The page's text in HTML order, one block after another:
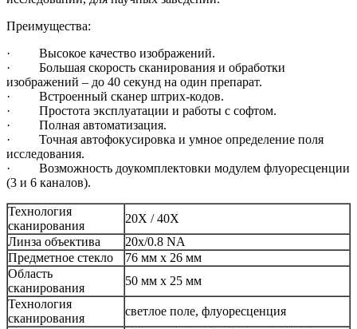
Преимущества:
· Высокое качество изображений.
· Большая скорость сканирования и обработки
изображений – до 40 секунд на один препарат.
· Встроенный сканер штрих-кодов.
· Простота эксплуатации и работы с софтом.
· Полная автоматизация.
· Точная автофокусировка и умное определение поля
исследования.
· Возможность доукомплектовки модулем флуоресценции
(3 и 6 каналов).
Технология
сканирования
20X / 40X
Линза объектива
20х/0.8 NA
Предметное стекло
76 мм х 26 мм
Область
сканирования
50 мм х 25 мм
Технология
сканирования
светлое поле, флуоресценция